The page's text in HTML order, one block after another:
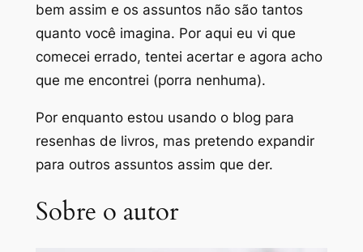
bem assim e os assuntos não são tantos
quanto você imagina. Por aqui eu vi que
comecei errado, tentei acertar e agora acho
que me encontrei (porra nenhuma).
Por enquanto estou usando o blog para
resenhas de livros, mas pretendo expandir
para outros assuntos assim que der.
Sobre o autor